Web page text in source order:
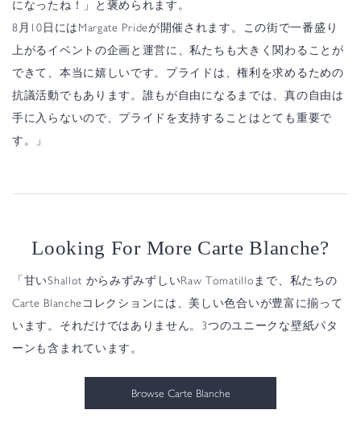
になったね！」と褒められます。
8月10日にはMargate Prideが開催されます。この街で一番盛り
上がるイベントの企画と運営に、私たちも大きく関わることが
できて、本当に嬉しいです。プライドは、権利を求めるための
抗議活動でもあります。誰もが自由になるまでは、真の自由は
手に入らないので、プライドを支持することはとても重要で
す。」
Looking For More Carte Blanche?
「甘いShallot からみずみずしいRaw Tomatilloまで、私たちの
Carte Blancheコレクションには、美しい色合いが豊富に揃って
います。それだけではありません。3つのユニークな壁紙パタ
ーンも含まれています。
Browse Carte Blanche